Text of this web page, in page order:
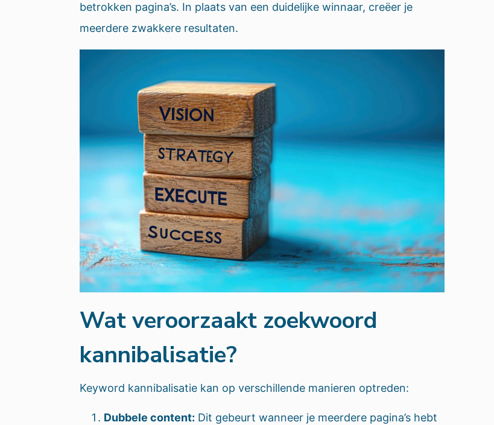
betrokken pagina’s. In plaats van een duidelijke winnaar, creëer je
meerdere zwakkere resultaten.
Wat veroorzaakt zoekwoord
kannibalisatie?
Keyword kannibalisatie kan op verschillende manieren optreden:
Dubbele content: Dit gebeurt wanneer je meerdere pagina’s hebt